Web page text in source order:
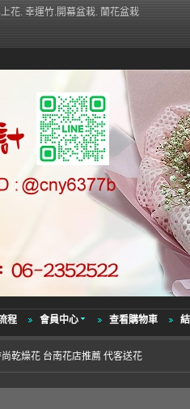
花. 幸運竹.開幕盆栽. 蘭花盆栽
程 會員中心 查看購物車
乾燥花 台南花店推薦 代客送花